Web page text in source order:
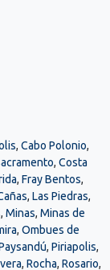
, Cabo Polonio,
, Costa
, Fray Bentos,
, Las Piedras,
, Minas, Minas de
, Ombues de
, Piriapolis,
, Rocha, Rosario,